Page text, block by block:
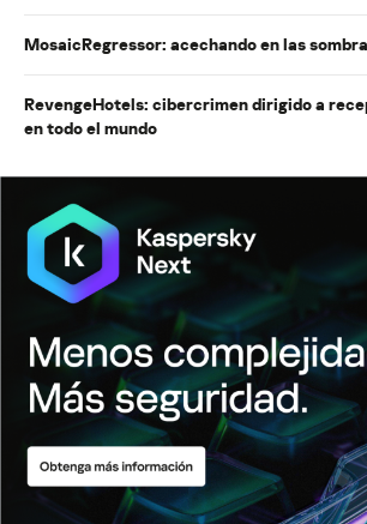
MosaicRegressor: acechando en las
RevengeHotels: cibercrimen dirigido a
en todo el mundo